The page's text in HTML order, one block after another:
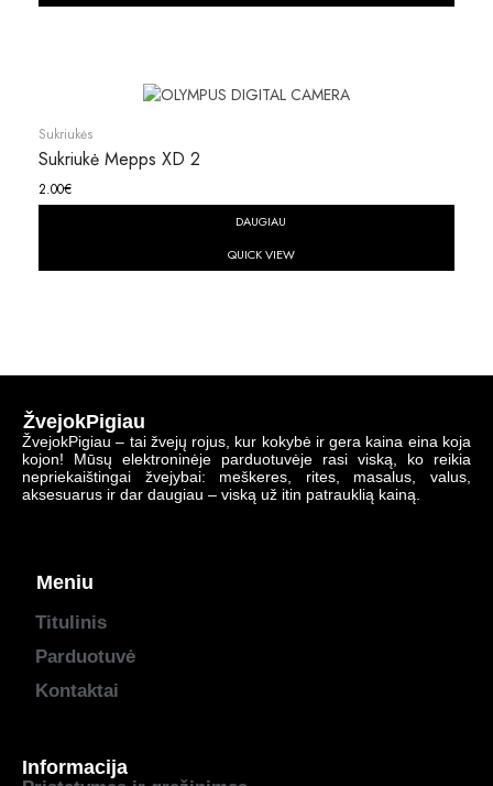
Sukriukės
Sukriukė Mepps XD 2
2.00€
DAUGIAU
QUICK VIEW
ŽvejokPigiau
ŽvejokPigiau – tai žvejų rojus, kur kokybė ir gera kaina eina koja
kojon! Mūsų elektroninėje parduotuvėje rasi viską, ko reikia
nepriekaištingai žvejybai: meškeres, rites, masalus, valus,
aksesuarus ir dar daugiau – viską už itin patrauklią kainą.
Meniu
Titulinis
Parduotuvė
Kontaktai
Informacija